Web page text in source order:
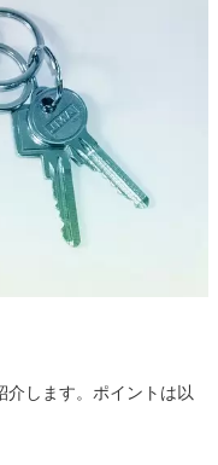
介します。ポイントは以